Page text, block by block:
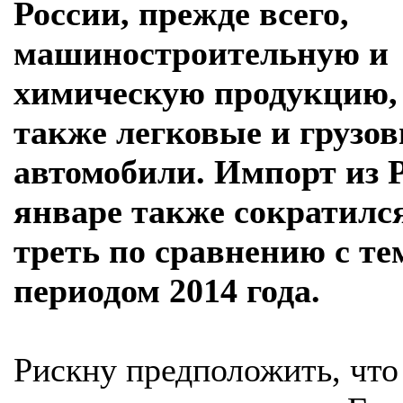
России, прежде всего,
машиностроительную и
химическую продукцию,
также легковые и
автомобили. Импорт из
январе также
треть по сравнению с
периодом 2014 года.
Рискну предположить,